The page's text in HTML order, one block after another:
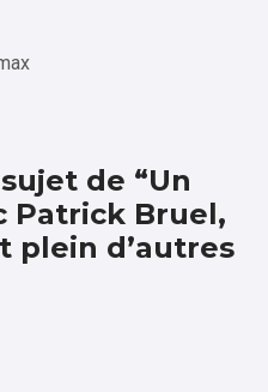
de “Un
Patrick Bruel,
plein d’autres